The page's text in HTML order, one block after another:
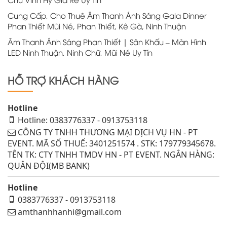
Cung Cấp, Cho Thuê Âm Thanh Ánh Sáng Gala Dinner
Phan Thiết Mũi Né, Phan Thiết, Kê Gà, Ninh Thuận
Âm Thanh Ánh Sáng Phan Thiết | Sân Khấu – Màn Hình
LED Ninh Thuận, Ninh Chữ, Mũi Né Uy Tín
HỖ TRỢ KHÁCH HÀNG
Hotline
Hotline: 0383776337 - 0913753118
CÔNG TY TNHH THƯƠNG MẠI DỊCH VỤ HN - PT
EVENT. MÃ SỐ THUẾ: 3401251574 . STK: 179779345678.
TÊN TK: CTY TNHH TMDV HN - PT EVENT. NGÂN HÀNG:
QUÂN ĐỘI(MB BANK)
Hotline
0383776337 - 0913753118
amthanhhanhi@gmail.com